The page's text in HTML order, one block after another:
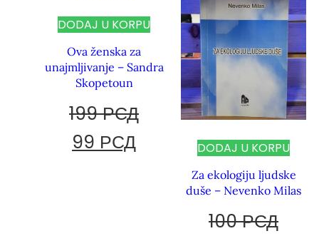
DODAJ U KORPU
Ova ženska za
unajmljivanje – Sandra
Skopetoun
199РСД
99 РСД DODAJ U KORPU
Za ekologiju ljudske
duše – Nevenko Milas
100РСД